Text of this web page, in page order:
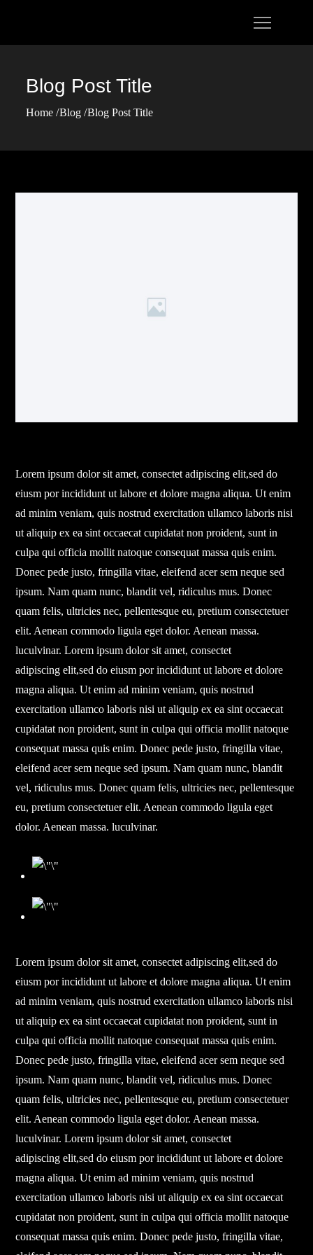
content
Blog Post Title
Home Blog Blog Post Title
Lorem ipsum dolor sit amet, consectet adipiscing elit,sed do
eiusm por incididunt ut labore et dolore magna aliqua. Ut enim
ad minim veniam, quis nostrud exercitation ullamco laboris nisi
ut aliquip ex ea sint occaecat cupidatat non proident, sunt in
culpa qui officia mollit natoque consequat massa quis enim.
Donec pede justo, fringilla vitae, eleifend acer sem neque sed
ipsum. Nam quam nunc, blandit vel, ridiculus mus. Donec
quam felis, ultricies nec, pellentesque eu, pretium consectetuer
elit. Aenean commodo ligula eget dolor. Aenean massa.
luculvinar. Lorem ipsum dolor sit amet, consectet
adipiscing elit,sed do eiusm por incididunt ut labore et dolore
magna aliqua. Ut enim ad minim veniam, quis nostrud
exercitation ullamco laboris nisi ut aliquip ex ea sint occaecat
cupidatat non proident, sunt in culpa qui officia mollit natoque
consequat massa quis enim. Donec pede justo, fringilla vitae,
eleifend acer sem neque sed ipsum. Nam quam nunc, blandit
vel, ridiculus mus. Donec quam felis, ultricies nec, pellentesque
eu, pretium consectetuer elit. Aenean commodo ligula eget
dolor. Aenean massa. luculvinar.
Lorem ipsum dolor sit amet, consectet adipiscing elit,sed do
eiusm por incididunt ut labore et dolore magna aliqua. Ut enim
ad minim veniam, quis nostrud exercitation ullamco laboris nisi
ut aliquip ex ea sint occaecat cupidatat non proident, sunt in
culpa qui officia mollit natoque consequat massa quis enim.
Donec pede justo, fringilla vitae, eleifend acer sem neque sed
ipsum. Nam quam nunc, blandit vel, ridiculus mus. Donec
quam felis, ultricies nec, pellentesque eu, pretium consectetuer
elit. Aenean commodo ligula eget dolor. Aenean massa.
luculvinar. Lorem ipsum dolor sit amet, consectet
adipiscing elit,sed do eiusm por incididunt ut labore et dolore
magna aliqua. Ut enim ad minim veniam, quis nostrud
exercitation ullamco laboris nisi ut aliquip ex ea sint occaecat
cupidatat non proident, sunt in culpa qui officia mollit natoque
consequat massa quis enim. Donec pede justo, fringilla vitae,